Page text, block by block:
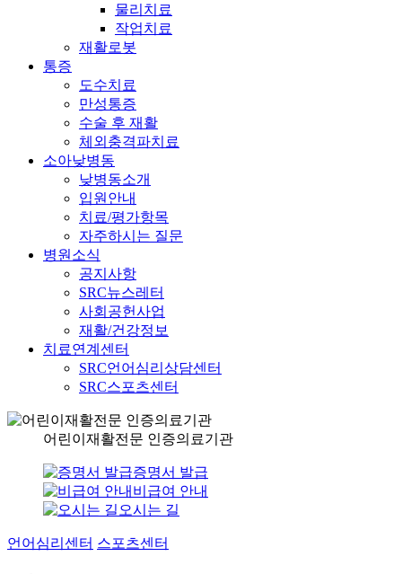
물리치료
작업치료
재활로봇
통증
도수치료
만성통증
수술 후 재활
체외충격파치료
소아낮병동
낮병동소개
입원안내
치료/평가항목
자주하시는 질문
병원소식
공지사항
SRC뉴스레터
사회공헌사업
재활/건강정보
치료연계센터
SRC언어심리상담센터
SRC스포츠센터
어린이재활전문 인증의료기관
증명서 발급
비급여 안내
오시는 길
언어심리센터 스포츠센터